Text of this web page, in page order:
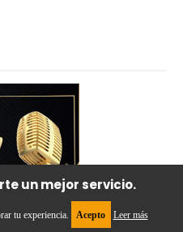
un mejor servicio.
tu experiencia. Acepto Leer más